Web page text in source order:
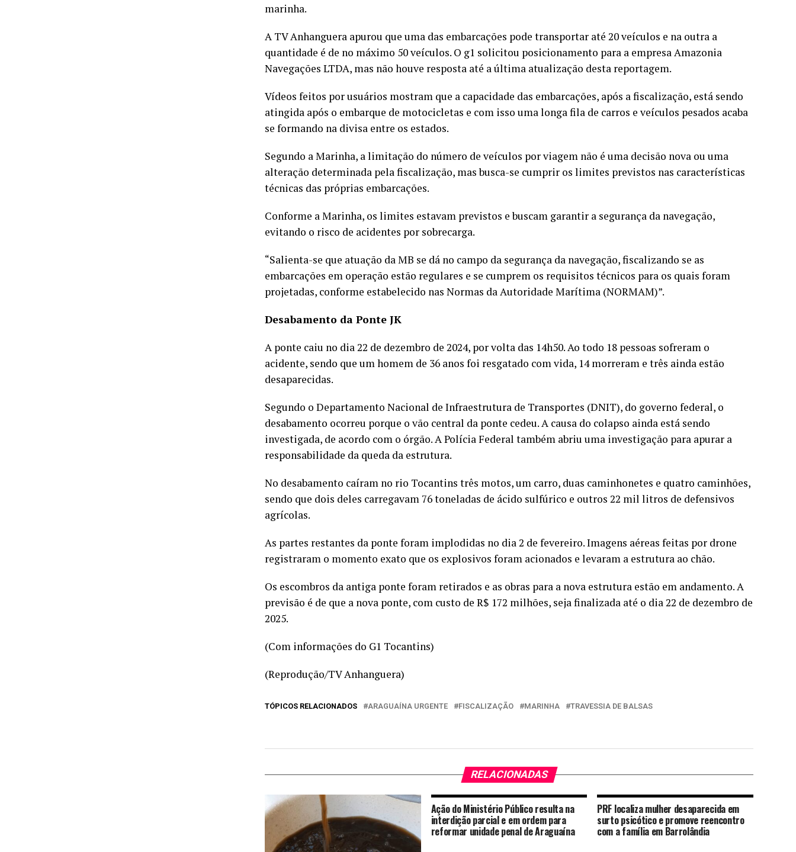
marinha.
A TV Anhanguera apurou que uma das embarcações pode transportar até 20 veículos e na outra a
quantidade é de no máximo 50 veículos. O g1 solicitou posicionamento para a empresa Amazonia
Navegações LTDA, mas não houve resposta até a última atualização desta reportagem.
Vídeos feitos por usuários mostram que a capacidade das embarcações, após a fiscalização, está sendo
atingida após o embarque de motocicletas e com isso uma longa fila de carros e veículos pesados acaba
se formando na divisa entre os estados.
Segundo a Marinha, a limitação do número de veículos por viagem não é uma decisão nova ou uma
alteração determinada pela fiscalização, mas busca-se cumprir os limites previstos nas características
técnicas das próprias embarcações.
Conforme a Marinha, os limites estavam previstos e buscam garantir a segurança da navegação,
evitando o risco de acidentes por sobrecarga.
“Salienta-se que atuação da MB se dá no campo da segurança da navegação, fiscalizando se as
embarcações em operação estão regulares e se cumprem os requisitos técnicos para os quais foram
projetadas, conforme estabelecido nas Normas da Autoridade Marítima (NORMAM)”.
Desabamento da Ponte JK
A ponte caiu no dia 22 de dezembro de 2024, por volta das 14h50. Ao todo 18 pessoas sofreram o
acidente, sendo que um homem de 36 anos foi resgatado com vida, 14 morreram e três ainda estão
desaparecidas.
Segundo o Departamento Nacional de Infraestrutura de Transportes (DNIT), do governo federal, o
desabamento ocorreu porque o vão central da ponte cedeu. A causa do colapso ainda está sendo
investigada, de acordo com o órgão. A Polícia Federal também abriu uma investigação para apurar a
responsabilidade da queda da estrutura.
No desabamento caíram no rio Tocantins três motos, um carro, duas caminhonetes e quatro caminhões,
sendo que dois deles carregavam 76 toneladas de ácido sulfúrico e outros 22 mil litros de defensivos
agrícolas.
As partes restantes da ponte foram implodidas no dia 2 de fevereiro. Imagens aéreas feitas por drone
registraram o momento exato que os explosivos foram acionados e levaram a estrutura ao chão.
Os escombros da antiga ponte foram retirados e as obras para a nova estrutura estão em andamento. A
previsão é de que a nova ponte, com custo de R$ 172 milhões, seja finalizada até o dia 22 de dezembro de
2025.
(Com informações do G1 Tocantins)
(Reprodução/TV Anhanguera)
TÓPICOS RELACIONADOS ARAGUAÍNA URGENTE FISCALIZAÇÃO MARINHA TRAVESSIA DE BALSAS
RELACIONADAS
Ação do Ministério Público resulta na
interdição parcial e em ordem para
reformar unidade penal de Araguaína
PRF localiza mulher desaparecida em
surto psicótico e promove reencontro
com a família em Barrolândia